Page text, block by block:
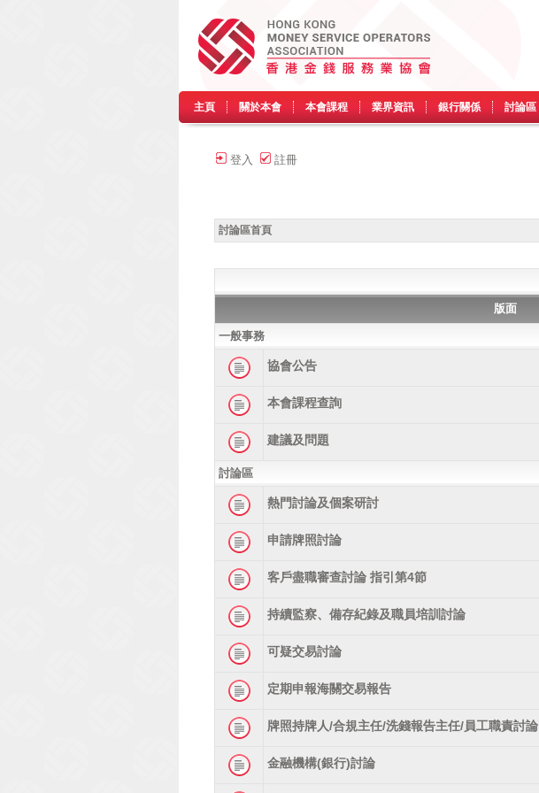
主頁 關於本會 本會課程 業界資訊 銀行關係 討論區
登入 註冊
討論區首頁
版面
一般事務
協會公告
本會課程查詢
建議及問題
討論區
熱門討論及個案研討
申請牌照討論
客戶盡職審查討論 指引第4節
持續監察、備存紀錄及職員培訓討論
可疑交易討論
定期申報海關交易報告
牌照持牌人/合規主任/洗錢報告主任/員工職責討論
金融機構(銀行)討論